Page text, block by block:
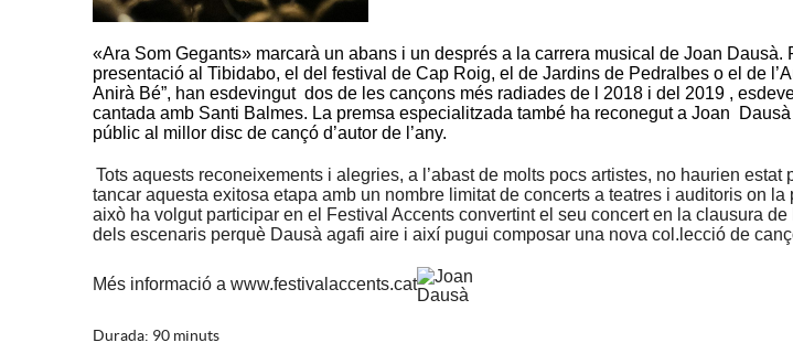
«Ara Som Gegants» marcarà un abans i un després a la carrera musical de Joan
presentació al Tibidabo, el del festival de Cap Roig, el de Jardins de Pedralbes o el de
Anirà Bé”, han esdevingut dos de les cançons més radiades de l 2018 i del 2019 ,
cantada amb Santi Balmes. La premsa especialitzada també ha reconegut a Joan
públic al millor disc de cançó d’autor de l’any.
Tots aquests reconeixements i alegries, a l’abast de molts pocs artistes, no haurien
tancar aquesta exitosa etapa amb un nombre limitat de concerts a teatres i auditoris on
això ha volgut participar en el Festival Accents convertint el seu concert en la clausura
dels escenaris perquè Dausà agafi aire i així pugui composar una nova col.lecció de
Més informació a www.festivalaccents.cat
Durada: 90 minuts